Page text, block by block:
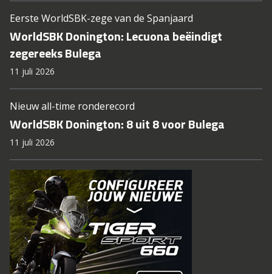
Eerste WorldSBK-zege van de Spanjaard
WorldSBK Donington: Lecuona beëindigt
zegereeks Bulega
11 juli 2026
Nieuw all-time ronderecord
WorldSBK Donington: 8 uit 8 voor Bulega
11 juli 2026